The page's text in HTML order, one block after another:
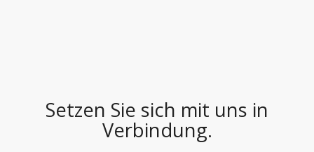
Setzen Sie sich mit uns in
Verbindung.